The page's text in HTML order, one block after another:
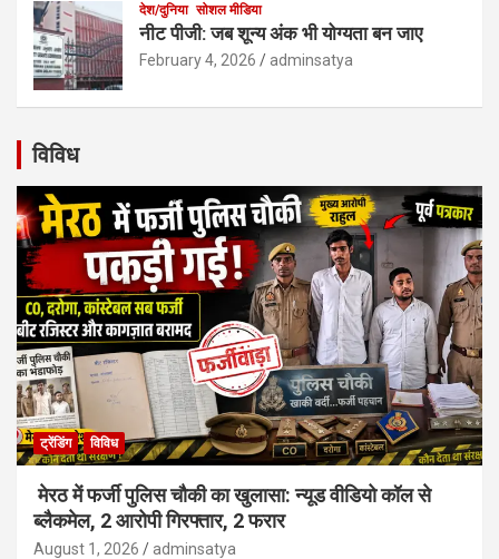
देश/दुनिया सोशल मीडिया
नीट पीजी: जब शून्य अंक भी योग्यता बन जाए
February 4, 2026 adminsatya
विविध
ट्रेंडिंग विविध
मेरठ में फर्जी पुलिस चौकी का खुलासा: न्यूड वीडियो कॉल से
ब्लैकमेल, 2 आरोपी गिरफ्तार, 2 फरार
August 1, 2026 adminsatya